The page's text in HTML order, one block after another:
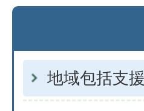
地域包括支